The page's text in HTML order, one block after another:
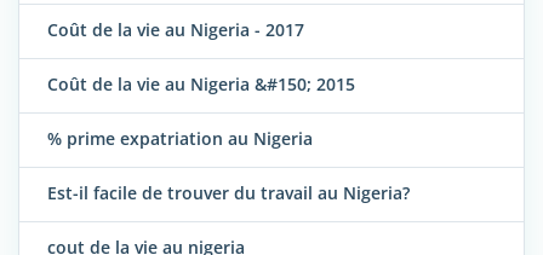
Coût de la vie au Nigeria - 2017
Coût de la vie au Nigeria &#150; 2015
% prime expatriation au Nigeria
Est-il facile de trouver du travail au Nigeria?
cout de la vie au nigeria